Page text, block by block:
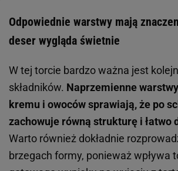
Odpowiednie warstwy mają
deser wygląda świetnie
W tej torcie bardzo ważna jest
składników. Naprzemienne
kremu i owoców sprawiają, że po
zachowuje równą strukturę i łatwo
Warto również dokładnie
brzegach formy, ponieważ wpływa